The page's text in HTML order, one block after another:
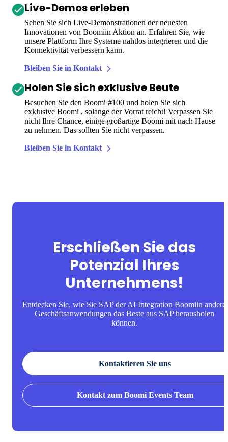
Live-Demos erleben
Sehen Sie sich Live-Demonstrationen der neuesten
Innovationen von Boomiin Aktion an. Erfahren Sie, wie
unsere Plattform Ihre Systeme nahtlos integrieren und die
Konnektivität verbessern kann.
Bleiben Sie in Kontakt
Holen Sie sich exklusive Beute
Besuchen Sie den Boomi #100 und holen Sie sich
exklusive Boomi , solange der Vorrat reicht! Verpassen Sie
nicht Ihre Chance, einige großartige Boomi mit nach Hause
zu nehmen. Das sollten Sie nicht verpassen.
Bleiben Sie in Kontakt
Erschließen Sie das
Potenzial Ihres
Unternehmens!
Entdecken Sie, wie Sie SAP der AI Integration Boomiin andere
Geschäftsanwendungen das Beste aus SAP herausholen
können.
Kontaktieren Sie uns
Kontakt zum Boomi Events Team